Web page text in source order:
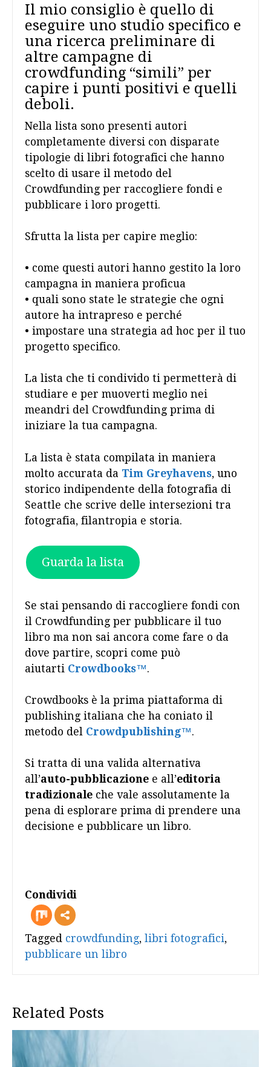
Il mio consiglio è quello di
eseguire uno studio specifico e
una ricerca preliminare di
altre campagne di
crowdfunding “simili” per
capire i punti positivi e quelli
deboli.
Nella lista sono presenti autori
completamente diversi con disparate
tipologie di libri fotografici che hanno
scelto di usare il metodo del
Crowdfunding per raccogliere fondi e
pubblicare i loro progetti.
Sfrutta la lista per capire meglio:
• come questi autori hanno gestito la loro
campagna in maniera proficua
• quali sono state le strategie che ogni
autore ha intrapreso e perché
• impostare una strategia ad hoc per il tuo
progetto specifico.
La lista che ti condivido ti permetterà di
studiare e per muoverti meglio nei
meandri del Crowdfunding prima di
iniziare la tua campagna.
La lista è stata compilata in maniera
molto accurata da Tim Greyhavens, uno
storico indipendente della fotografia di
Seattle che scrive delle intersezioni tra
fotografia, filantropia e storia.
Guarda la lista
Se stai pensando di raccogliere fondi con
il Crowdfunding per pubblicare il tuo
libro ma non sai ancora come fare o da
dove partire, scopri come può
aiutarti Crowdbooks™.
Crowdbooks è la prima piattaforma di
publishing italiana che ha coniato il
metodo del Crowdpublishing™.
Si tratta di una valida alternativa
all’auto-pubblicazione e all’editoria
tradizionale che vale assolutamente la
pena di esplorare prima di prendere una
decisione e pubblicare un libro.
Condividi
more
Tagged crowdfunding, libri fotografici,
pubblicare un libro
Related Posts